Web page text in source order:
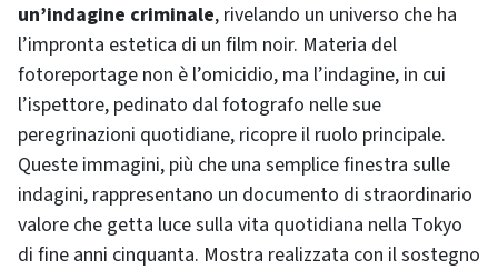
un’indagine criminale, rivelando un universo che ha
l’impronta estetica di un film noir. Materia del
fotoreportage non è l’omicidio, ma l’indagine, in cui
l’ispettore, pedinato dal fotografo nelle sue
peregrinazioni quotidiane, ricopre il ruolo principale.
Queste immagini, più che una semplice finestra sulle
indagini, rappresentano un documento di straordinario
valore che getta luce sulla vita quotidiana nella Tokyo
di fine anni cinquanta. Mostra realizzata con il sostegno